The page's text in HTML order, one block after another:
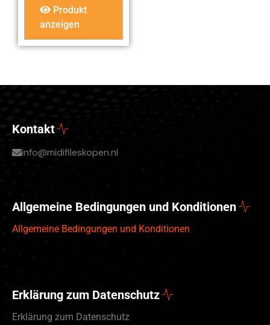
Produkt
anzeigen
Kontakt
info@midifileskopen.nl
Allgemeine Bedingungen und Konditionen
Allgemeine Bedingungen und Konditionen
Erklärung zum Datenschutz
Erklärung zum Datenschutz